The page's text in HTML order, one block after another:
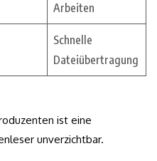
Arbeiten
Schnelle
Dateiübertragung
ist eine
unverzichtbar.